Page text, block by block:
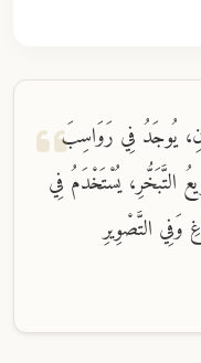
يُوجَدُ فِي رَوَاسِبَ
التَّبَخُّرِ، يُسْتَخْدَمُ فِي
وَفِي التَّصْوِيرِ